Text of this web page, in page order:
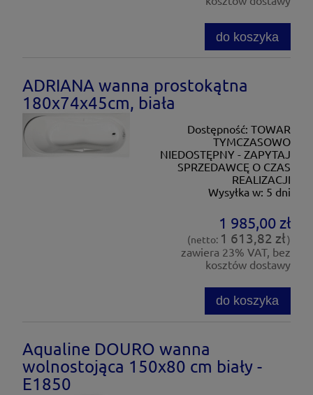
do koszyka
ADRIANA wanna prostokątna
180x74x45cm, biała
Dostępność: TOWAR
TYMCZASOWO
NIEDOSTĘPNY - ZAPYTAJ
SPRZEDAWCĘ O CZAS
REALIZACJI
Wysyłka w: 5 dni
1 985,00 zł
(netto: 1 613,82 zł)
zawiera 23% VAT, bez
kosztów dostawy
do koszyka
Aqualine DOURO wanna
wolnostojąca 150x80 cm biały -
E1850